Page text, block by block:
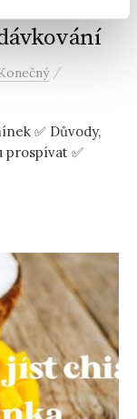
/
✅ Důvody,
prospívat ✅